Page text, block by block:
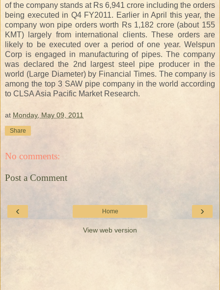
of the company stands at Rs 6,941 crore including the orders
being executed in Q4 FY2011. Earlier in April this year, the
company won pipe orders worth Rs 1,182 crore (about 155
KMT) largely from international clients. These orders are
likely to be executed over a period of one year. Welspun
Corp is engaged in manufacturing of pipes. The company
was declared the 2nd largest steel pipe producer in the
world (Large Diameter) by Financial Times. The company is
among the top 3 SAW pipe company in the world according
to CLSA Asia Pacific Market Research.
at Monday, May 09, 2011
Share
No comments:
Post a Comment
‹ ›
Home
View web version